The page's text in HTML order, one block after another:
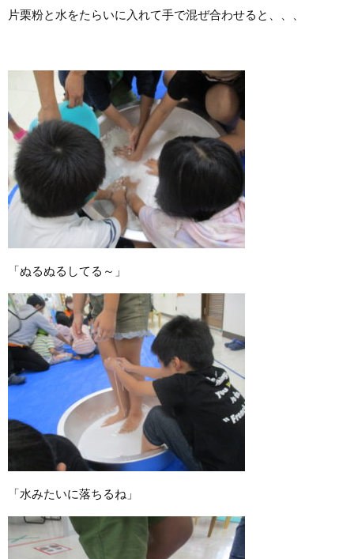
片栗粉と水をたらいに入れて手で混ぜ合わせると、、、
「ぬるぬるしてる～」
「水みたいに落ちるね」